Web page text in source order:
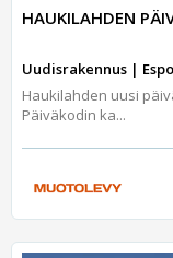
HAUKILAHDEN
Uudisrakennus |
Haukilahden uusi
Päiväkodin ka...